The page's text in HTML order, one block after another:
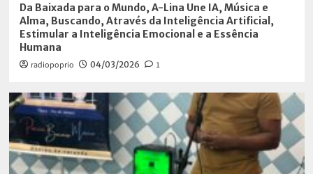
Da Baixada para o Mundo, A-Lina Une IA, Música e
Alma, Buscando, Através da Inteligência Artificial,
Estimular a Inteligência Emocional e a Essência
Humana
radiopoprio 04/03/2026 1